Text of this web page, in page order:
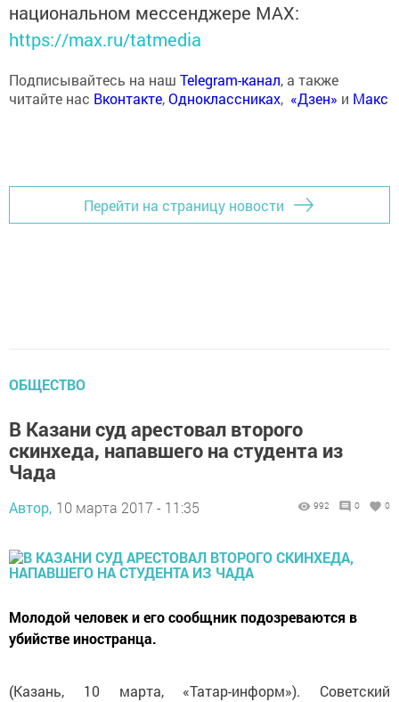
национальном мессенджере MАХ:
https://max.ru/tatmedia
Подписывайтесь на наш Telegram-канал, а также
читайте нас Вконтакте,Одноклассниках, «Дзен» и Макс
Перейти на страницу новости
ОБЩЕСТВО
В Казани суд арестовал второго
скинхеда, напавшего на студента из
Чада
Автор, 10 марта 2017 - 11:35 992 0 0
Молодой человек и его сообщник подозреваются в
убийстве иностранца.
(Казань, 10 марта, «Татар-информ»). Советский